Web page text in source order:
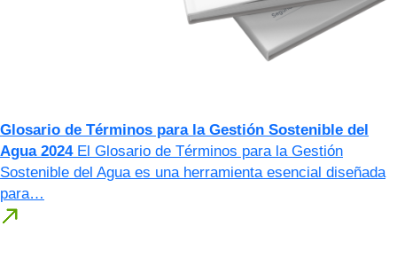
Glosario de Términos para la Gestión Sostenible del
Agua 2024 El Glosario de Términos para la Gestión
Sostenible del Agua es una herramienta esencial diseñada
para…